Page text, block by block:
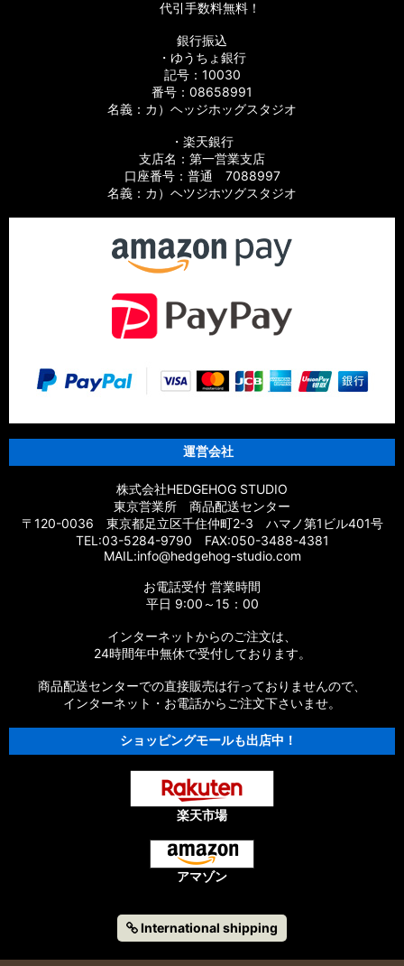
代引手数料無料！
銀行振込
・ゆうちょ銀行
記号：10030
番号：08658991
名義：カ）ヘッジホッグスタジオ
・楽天銀行
支店名：第一営業支店
口座番号：普通 7088997
名義：カ）ヘツジホツグスタジオ
運営会社
株式会社HEDGEHOG STUDIO
東京営業所 商品配送センター
〒120-0036 東京都足立区千住仲町2-3 ハマノ第1ビル401号
TEL:03-5284-9790 FAX:050-3488-4381
MAIL:info@hedgehog-studio.com
お電話受付 営業時間
平日 9:00～15：00
インターネットからのご注文は、
24時間年中無休で受付しております。
商品配送センターでの直接販売は行っておりませんので、
インターネット・お電話からご注文下さいませ。
ショッピングモールも出店中！
楽天市場
アマゾン
International shipping